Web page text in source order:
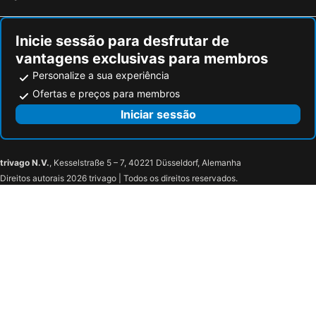
Inicie sessão para desfrutar de
vantagens exclusivas para membros
Personalize a sua experiência
Ofertas e preços para membros
Iniciar sessão
trivago N.V., Kesselstraße 5 – 7, 40221 Düsseldorf, Alemanha
Direitos autorais 2026 trivago | Todos os direitos reservados.